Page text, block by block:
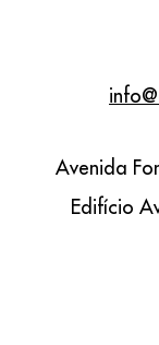
Avenida
Edifício